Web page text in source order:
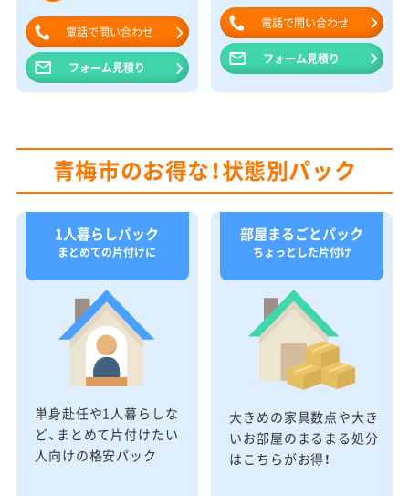
電話で問い合わせ
フォーム見積り
電話で問い合わせ
フォーム見積り
青梅市のお得な！状態別パック
1人暮らしパック
まとめての片付けに
単身赴任や1人暮らしな
ど、まとめて片付けたい
人向けの格安パック
部屋まるごとパック
ちょっとした片付け
大きめの家具数点や大き
いお部屋のまるまる処分
はこちらがお得！